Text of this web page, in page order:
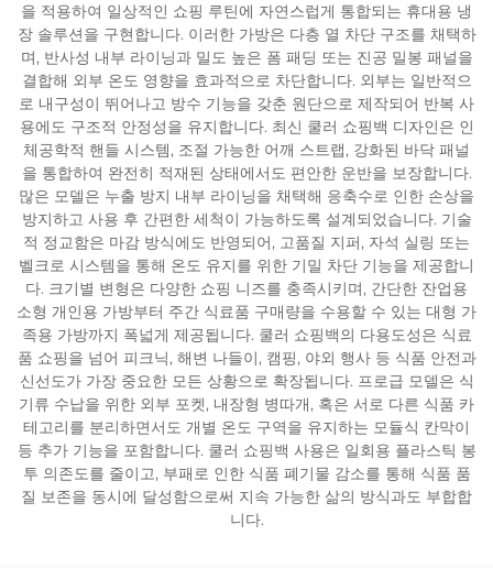
을 적용하여 일상적인 쇼핑 루틴에 자연스럽게 통합되는 휴대용 냉
장 솔루션을 구현합니다. 이러한 가방은 다층 열 차단 구조를 채택하
며, 반사성 내부 라이닝과 밀도 높은 폼 패딩 또는 진공 밀봉 패널을
결합해 외부 온도 영향을 효과적으로 차단합니다. 외부는 일반적으
로 내구성이 뛰어나고 방수 기능을 갖춘 원단으로 제작되어 반복 사
용에도 구조적 안정성을 유지합니다. 최신 쿨러 쇼핑백 디자인은 인
체공학적 핸들 시스템, 조절 가능한 어깨 스트랩, 강화된 바닥 패널
을 통합하여 완전히 적재된 상태에서도 편안한 운반을 보장합니다.
많은 모델은 누출 방지 내부 라이닝을 채택해 응축수로 인한 손상을
방지하고 사용 후 간편한 세척이 가능하도록 설계되었습니다. 기술
적 정교함은 마감 방식에도 반영되어, 고품질 지퍼, 자석 실링 또는
벨크로 시스템을 통해 온도 유지를 위한 기밀 차단 기능을 제공합니
다. 크기별 변형은 다양한 쇼핑 니즈를 충족시키며, 간단한 잔업용
소형 개인용 가방부터 주간 식료품 구매량을 수용할 수 있는 대형 가
족용 가방까지 폭넓게 제공됩니다. 쿨러 쇼핑백의 다용도성은 식료
품 쇼핑을 넘어 피크닉, 해변 나들이, 캠핑, 야외 행사 등 식품 안전과
신선도가 가장 중요한 모든 상황으로 확장됩니다. 프로급 모델은 식
기류 수납을 위한 외부 포켓, 내장형 병따개, 혹은 서로 다른 식품 카
테고리를 분리하면서도 개별 온도 구역을 유지하는 모듈식 칸막이
등 추가 기능을 포함합니다. 쿨러 쇼핑백 사용은 일회용 플라스틱 봉
투 의존도를 줄이고, 부패로 인한 식품 폐기물 감소를 통해 식품 품
질 보존을 동시에 달성함으로써 지속 가능한 삶의 방식과도 부합합
니다.